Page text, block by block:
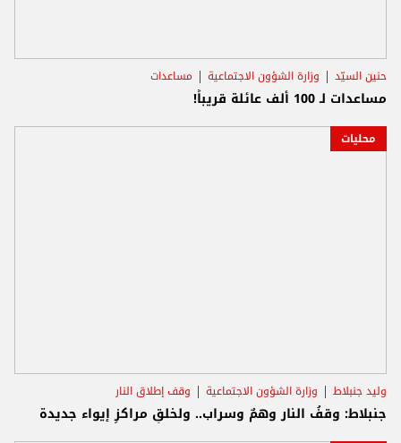
حنين السيّد وزارة الشؤون الاجتماعية مساعدات
مساعدات لـ 100 ألف عائلة قريباً!
محليات
وليد جنبلاط وزارة الشؤون الاجتماعية وقف إطلاق النار
جنبلاط: وقفُ النار وهمٌ وسراب.. ولخلقِ مراكزِ إيواء جديدة